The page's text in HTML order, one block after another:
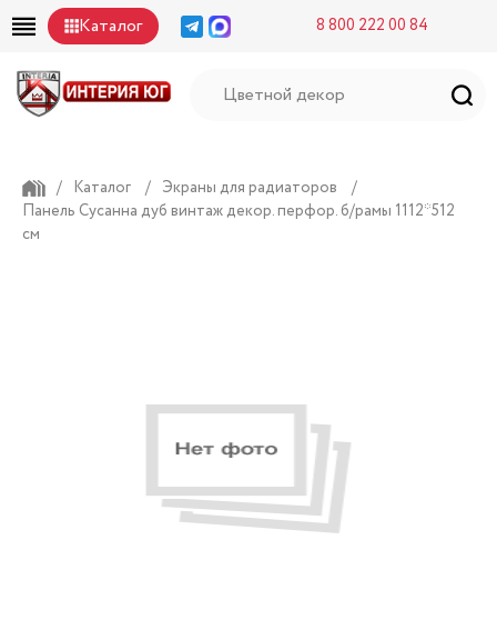
Каталог 8 800 222 00 84
/ Каталог / Экраны для радиаторов
/
Панель Сусанна дуб винтаж декор. перфор. б/рамы 1112*512
см